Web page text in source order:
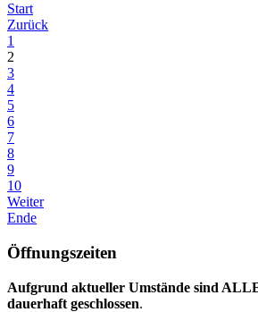
Start
Zurück
1
2
3
4
5
6
7
8
9
10
Weiter
Ende
Öffnungszeiten
Aufgrund aktueller Umstände sind
dauerhaft geschlossen.